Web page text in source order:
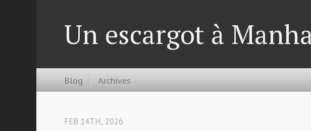
Un escargot à
Blog Archives
FEB 14TH, 2026